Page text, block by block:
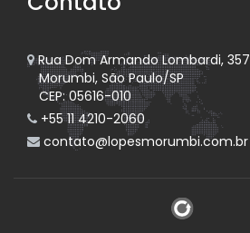
Rua Dom Armando Lombardi, 357
Morumbi, São Paulo/SP
CEP: 05616-010
+55 11 4210-2060
contato@lopesmorumbi.com.br